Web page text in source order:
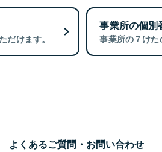
だけます。
事業所の個別
事業所の７けた
よくあるご質問・お問い合わせ